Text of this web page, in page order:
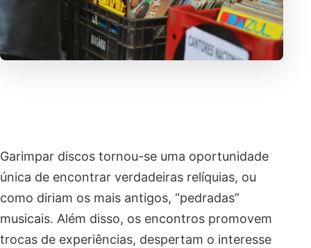
Garimpar discos tornou-se uma oportunidade
única de encontrar verdadeiras relíquias, ou
como diriam os mais antigos, “pedradas”
musicais. Além disso, os encontros promovem
trocas de experiências, despertam o interesse